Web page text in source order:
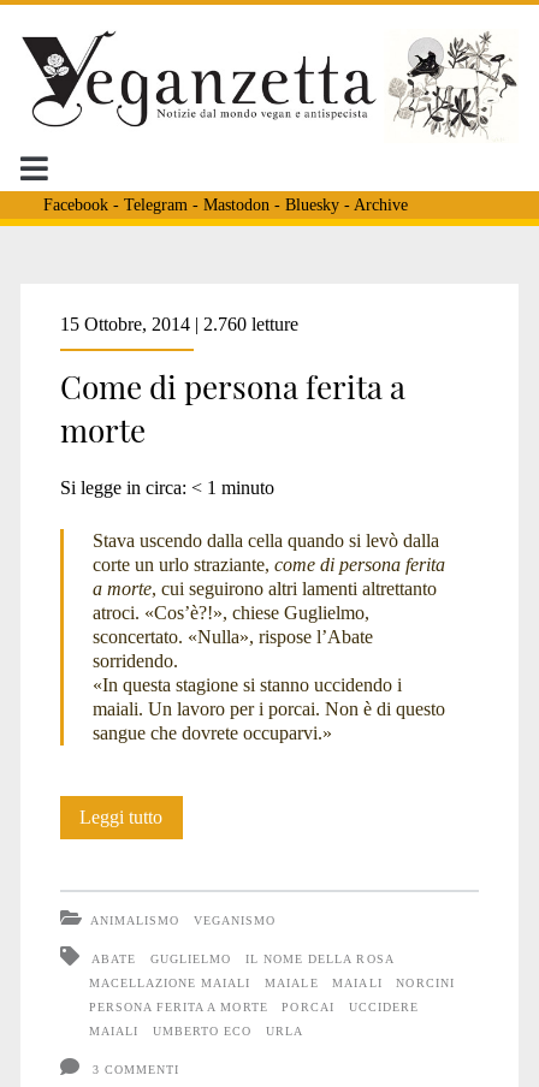
Facebook- Telegram - Mastodon - Bluesky- Archive
Tag:
<span>macellazione
maiali</span>
15 Ottobre, 2014 | 2.760 letture
Come di persona ferita a
morte
Si legge in circa: < 1 minuto
Stava uscendo dalla cella quando si levò dalla
corte un urlo straziante, come di persona ferita
a morte, cui seguirono altri lamenti altrettanto
atroci. «Cos’è?!», chiese Guglielmo,
sconcertato. «Nulla», rispose l’Abate
sorridendo.
«In questa stagione si stanno uccidendo i
maiali. Un lavoro per i porcai. Non è di questo
sangue che dovrete occuparvi.»
Leggi tuttoCome
a
morte
ANIMALISMO VEGANISMO
ABATE GUGLIELMO
IL NOME DELLA ROSA
MACELLAZIONE MAIALI
MAIALE MAIALI
NORCINI
PERSONA FERITA A MORTE
PORCAI
UCCIDERE
MAIALI
UMBERTO ECO URLA
3 COMMENTI